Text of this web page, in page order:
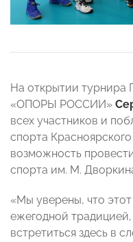
На открытии турнира
«ОПОРЫ РОССИИ»
всех участников и
спорта
возможность
спорта им. М.
«Мы уверены, что
ежегодной
встретиться здесь в